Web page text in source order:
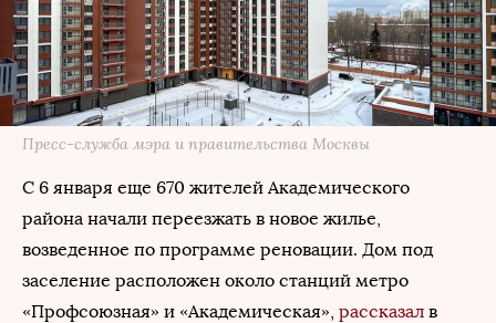
Пресс-служба мэра и правительства Москвы
С 6 января еще 670 жителей Академического
района начали переезжать в новое жилье,
возведенное по программе реновации. Дом под
заселение расположен около станций метро
«Профсоюзная» и «Академическая», рассказал в